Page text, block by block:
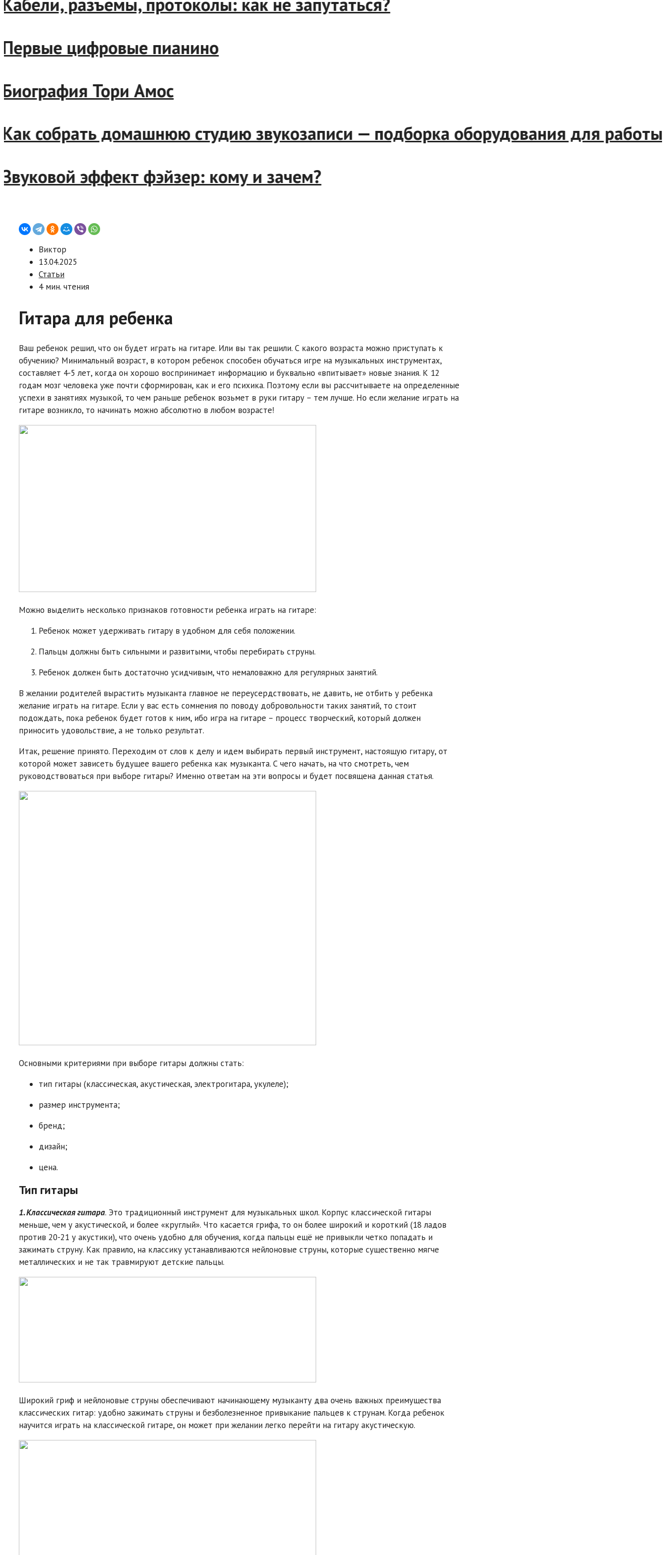
Первые цифровые пианино
Биография Тори Амос
Как собрать домашнюю студию звукозаписи — подборка оборудования для работы
Звуковой эффект фэйзер: кому и зачем?
Виктор
13.04.2025
Статьи
4 мин. чтения
Гитара для ребенка
Ваш ребенок решил, что он будет играть на гитаре. Или вы так решили. С какого возраста можно приступать к
обучению? Минимальный возраст, в котором ребенок способен обучаться игре на музыкальных инструментах,
составляет 4-5 лет, когда он хорошо воспринимает информацию и буквально «впитывает» новые знания. К 12
годам мозг человека уже почти сформирован, как и его психика. Поэтому если вы рассчитываете на определенные
успехи в занятиях музыкой, то чем раньше ребенок возьмет в руки гитару – тем лучше. Но если желание играть на
гитаре возникло, то начинать можно абсолютно в любом возрасте!
Можно выделить несколько признаков готовности ребенка играть на гитаре:
Ребенок может удерживать гитару в удобном для себя положении.
Пальцы должны быть сильными и развитыми, чтобы перебирать струны.
Ребенок должен быть достаточно усидчивым, что немаловажно для регулярных занятий.
В желании родителей вырастить музыканта главное не переусердствовать, не давить, не отбить у ребенка
желание играть на гитаре. Если у вас есть сомнения по поводу добровольности таких занятий, то стоит
подождать, пока ребенок будет готов к ним, ибо игра на гитаре – процесс творческий, который должен
приносить удовольствие, а не только результат.
Итак, решение принято. Переходим от слов к делу и идем выбирать первый инструмент, настоящую гитару, от
которой может зависеть будущее вашего ребенка как музыканта. С чего начать, на что смотреть, чем
руководствоваться при выборе гитары? Именно ответам на эти вопросы и будет посвящена данная статья.
Основными критериями при выборе гитары должны стать:
тип гитары (классическая, акустическая, электрогитара, укулеле);
размер инструмента;
бренд;
дизайн;
цена.
Тип гитары
1.Классическая гитара. Это традиционный инструмент для музыкальных школ. Корпус классической гитары
меньше, чем у акустической, и более «круглый». Что касается грифа, то он более широкий и короткий (18 ладов
против 20-21 у акустики), что очень удобно для обучения, когда пальцы ещё не привыкли четко попадать и
зажимать струну. Как правило, на классику устанавливаются нейлоновые струны, которые существенно мягче
металлических и не так травмируют детские пальцы.
Широкий гриф и нейлоновые струны обеспечивают начинающему музыканту два очень важных преимущества
классических гитар: удобно зажимать струны и безболезненное привыкание пальцев к струнам. Когда ребенок
научится играть на классической гитаре, он может при желании легко перейти на гитару акустическую.